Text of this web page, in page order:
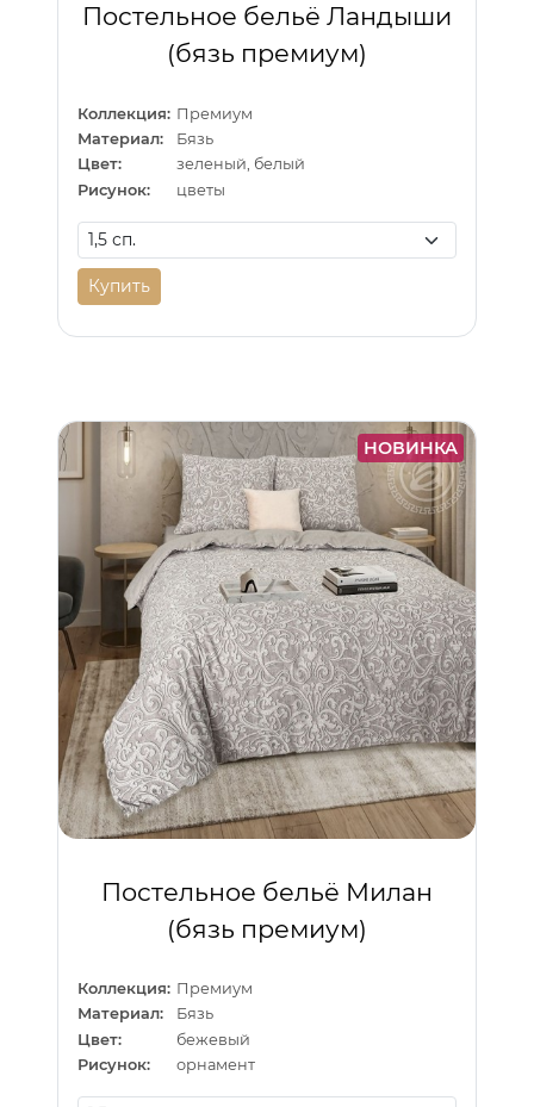
Постельное бельё Ландыши
(бязь премиум)
Коллекция: Премиум
Материал:
Бязь
Цвет:
зеленый, белый
Рисунок:
цветы
Купить
НОВИНКА
Постельное бельё Милан
(бязь премиум)
Коллекция: Премиум
Материал:
Бязь
Цвет:
бежевый
Рисунок:
орнамент